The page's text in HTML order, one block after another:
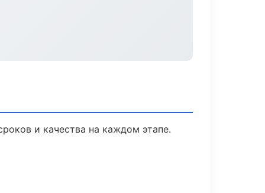
и качества на каждом этапе.